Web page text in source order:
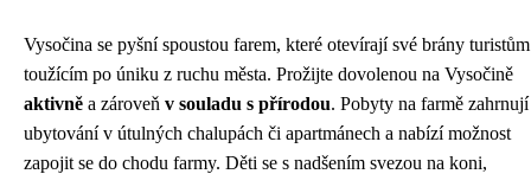
Vysočina se pyšní spoustou farem, které otevírají své brány turistům
toužícím po úniku z ruchu města. Prožijte dovolenou na Vysočině
aktivně a zároveň v souladu s přírodou. Pobyty na farmě zahrnují
ubytování v útulných chalupách či apartmánech a nabízí možnost
zapojit se do chodu farmy. Děti se s nadšením svezou na koni,